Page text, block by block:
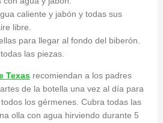
caliente y jabón y todas sus
libre.
para llegar al fondo del biberón.
las piezas.
Texasrecomiendan a los padres
de la botella una vez al día para
los gérmenes. Cubra todas las
olla con agua hirviendo durante 5